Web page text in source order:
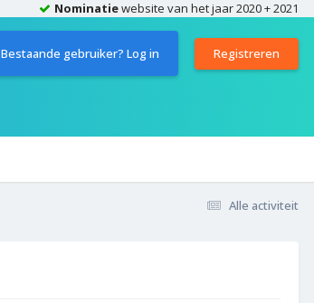
Nominatiewebsite van het jaar 2020 + 2021
Bestaande gebruiker? Log in Registreren
Alle activiteit